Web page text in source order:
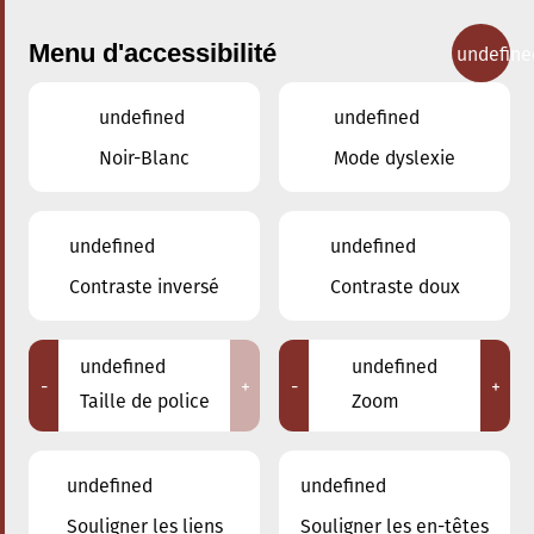
Concerts
Adresse
Menu d'accessibilité
undefined
Noir-Blanc
undefined
Mode dyslexie
undefined
Contraste inversé
undefined
Contraste doux
-
undefined
Taille de police
+ -
undefined
Zoom
+
undefined
Souligner les liens
undefined
Souligner les en-têtes